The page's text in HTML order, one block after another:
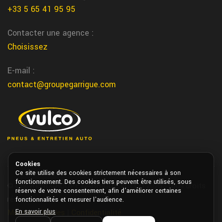
Notre centre auto de Lescar vous accompagne pour tous vos
besoins vehicule chez garrigue vulco
nerac reparation pneu
directement a Nerac
Nous entretenons et rechargons votre climatisation voiture a
Pessac chez garrigue vulco
Nous vous depannons rapidement votre voiture autour de brive
la gaillarde chez garrigue vulco
Montreal du gers changement pneu
Chez Garrigue Vulco nous changeons vos pneus rapidement dans
+33 5 65 41 95 95
Contacter une agence :
Choisissez
E-mail :
contact@groupegarrigue.com
© Copyright GROUPE GARRIGUE VULCO 2026. Tous droits
réservés.
Mentions légales
Cookies
Ce site utilise des cookies strictement nécessaires à son
fonctionnement. Des cookies tiers peuvent être utilisés, sous
réserve de votre consentement, afin d’améliorer certaines
fonctionnalités et mesurer l’audience.
En savoir plus